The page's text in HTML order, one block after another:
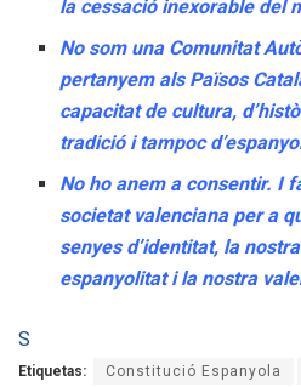
la cessació inexorable del
No som una Comunitat
pertanyem als Països
capacitat de cultura,
tradició i tampoc
No ho anem a consentir. I
societat valenciana per a
senyes d’identitat, la
espanyolitat i la nostra
S
Etiquetas: Constitució Espanyola